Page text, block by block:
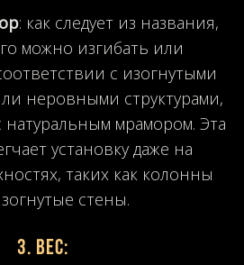
: как следует из названия,
можно изгибать или
с изогнутыми
неровными структурами,
мрамором. Эта
установку даже на
таких как колонны
стены.
3. Вес: